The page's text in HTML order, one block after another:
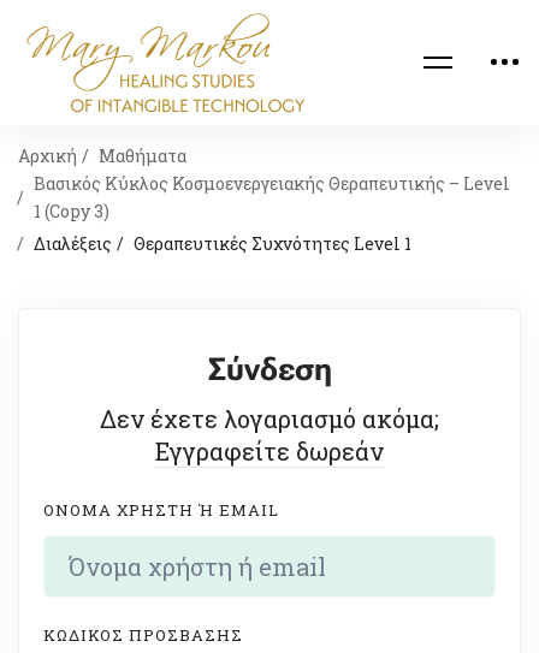
Αρχική
Μαθήματα
Βασικός Κύκλος Κοσμοενεργειακής Θεραπευτικής – Level
1 (Copy 3)
Διαλέξεις
Θεραπευτικές Συχνότητες Level 1
Σύνδεση
Δεν έχετε λογαριασμό ακόμα;
Εγγραφείτε δωρεάν
ΟΝΟΜΑ ΧΡΉΣΤΗ Ή EMAIL
ΚΩΔΙΚΌΣ ΠΡΌΣΒΑΣΗΣ